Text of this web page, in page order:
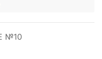
№10